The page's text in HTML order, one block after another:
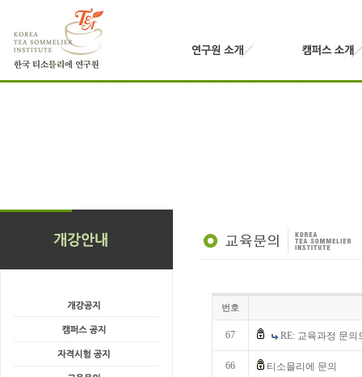
번호
67 RE: 교육과정 문의
66 티소믈리에 문의